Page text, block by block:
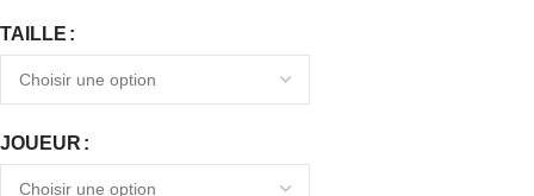
TAILLE
JOUEUR